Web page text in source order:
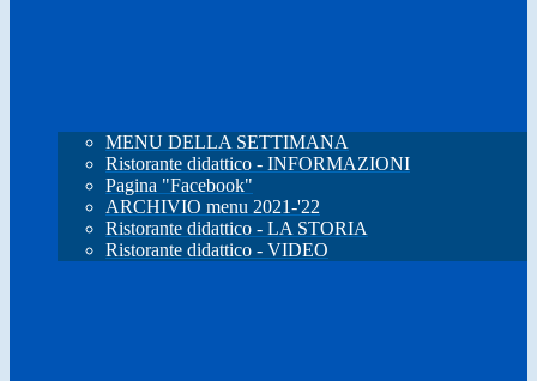
MENU DELLA SETTIMANA
Ristorante didattico - INFORMAZIONI
Pagina "Facebook"
ARCHIVIO menu 2021-'22
Ristorante didattico - LA STORIA
Ristorante didattico - VIDEO